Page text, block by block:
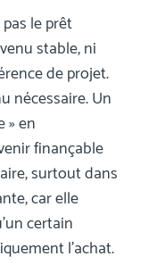
le prêt
stable, ni
de projet.
nécessaire. Un
» en
finançable
surtout dans
car elle
certain
l’achat.